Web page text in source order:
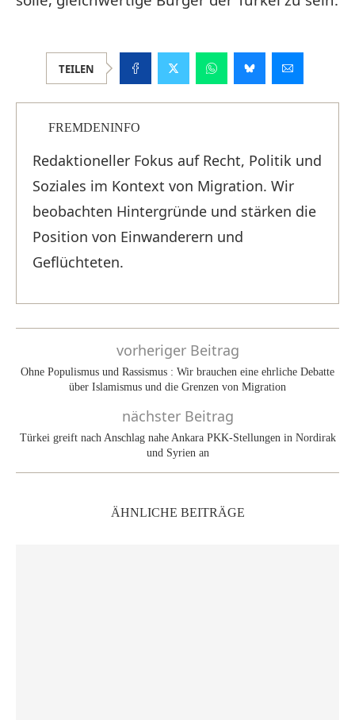
TEILEN
FREMDENINFO
Redaktioneller Fokus auf Recht, Politik und
Soziales im Kontext von Migration. Wir
beobachten Hintergründe und stärken die
Position von Einwanderern und
Geflüchteten.
vorheriger Beitrag
Ohne Populismus und Rassismus : Wir brauchen eine ehrliche Debatte
über Islamismus und die Grenzen von Migration
nächster Beitrag
Türkei greift nach Anschlag nahe Ankara PKK-Stellungen in Nordirak
und Syrien an
ÄHNLICHE BEITRÄGE